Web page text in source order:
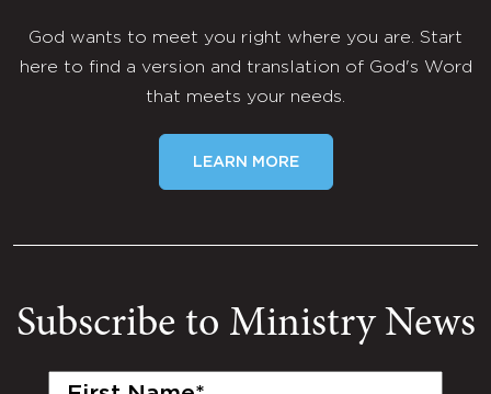
God wants to meet you right where you are. Start
here to find a version and translation of God's Word
that meets your needs.
LEARN MORE
Subscribe to Ministry News
First